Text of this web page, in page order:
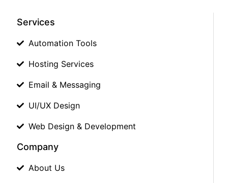
Services
Automation Tools
Hosting Services
Email & Messaging
UI/UX Design
Web Design & Development
Company
About Us